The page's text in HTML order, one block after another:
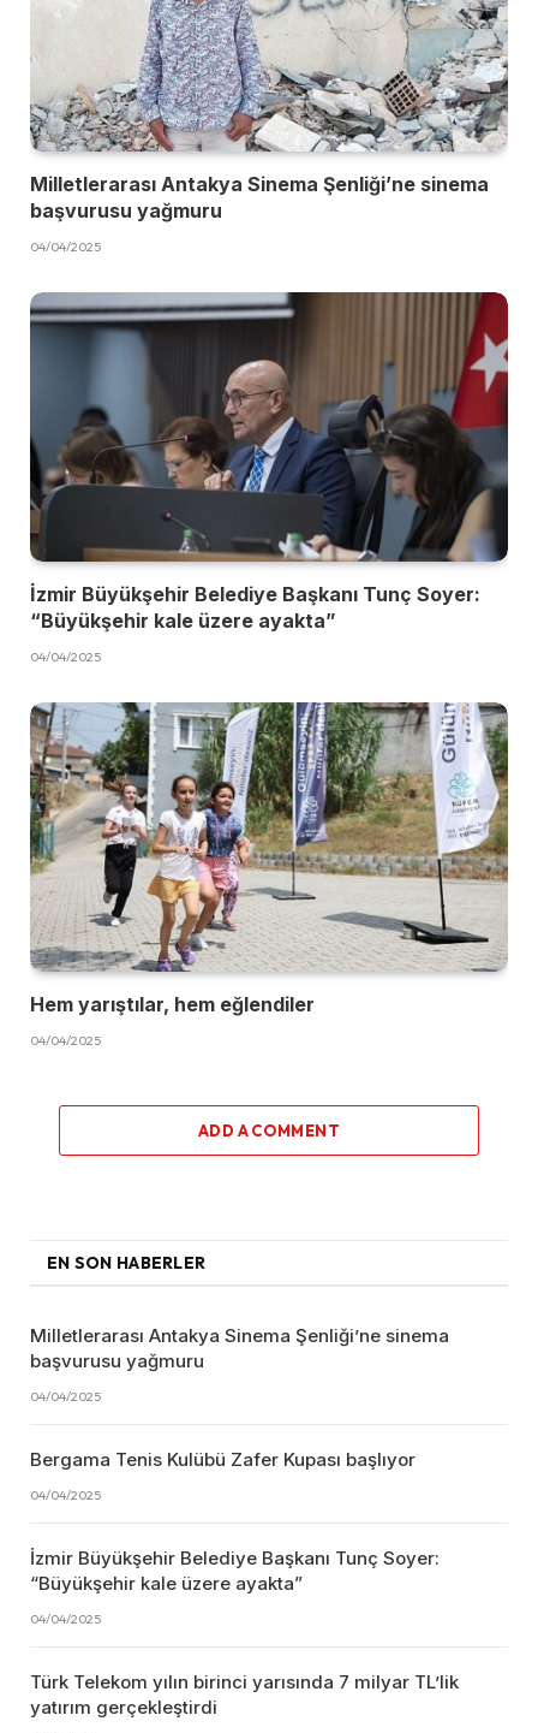
Milletlerarası Antakya Sinema Şenliği’ne sinema
başvurusu yağmuru
04/04/2025
İzmir Büyükşehir Belediye Başkanı Tunç Soyer:
“Büyükşehir kale üzere ayakta”
04/04/2025
Hem yarıştılar, hem eğlendiler
04/04/2025
ADD A COMMENT
EN SON HABERLER
Milletlerarası Antakya Sinema Şenliği’ne sinema
başvurusu yağmuru
04/04/2025
Bergama Tenis Kulübü Zafer Kupası başlıyor
04/04/2025
İzmir Büyükşehir Belediye Başkanı Tunç Soyer:
“Büyükşehir kale üzere ayakta”
04/04/2025
Türk Telekom yılın birinci yarısında 7 milyar TL’lik
yatırım gerçekleştirdi